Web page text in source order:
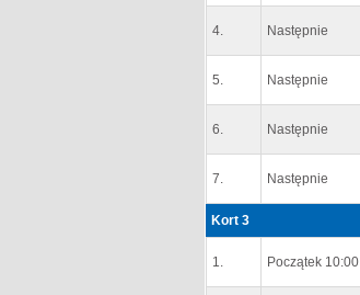
4. Następnie
5. Następnie
6. Następnie
7. Następnie
Kort 3
1. Początek 10:00